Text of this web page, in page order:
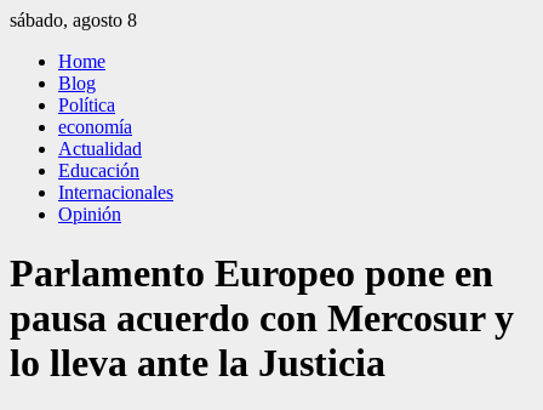
Saltar
contenido
sábado, agosto 8
El Independiente
El independiente Libre y Transparente
Home
Blog
Política
economía
Actualidad
Educación
Internacionales
Opinión
Parlamento Europeo pone en
pausa acuerdo con Mercosur y
lo lleva ante la Justicia